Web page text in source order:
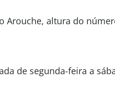
Arouche, altura do
de segunda-feira a